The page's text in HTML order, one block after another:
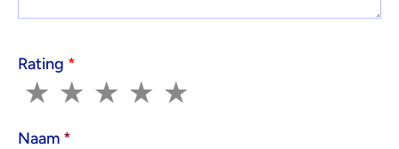
Rating *
1
★ 2
★ 3
★ 4
★ 5
★
Naam *